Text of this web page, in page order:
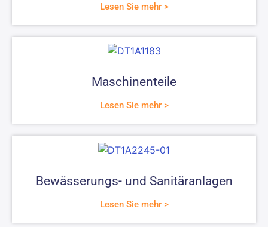
Lesen Sie mehr >
Maschinenteile
Lesen Sie mehr >
Bewässerungs- und Sanitäranlagen
Lesen Sie mehr >